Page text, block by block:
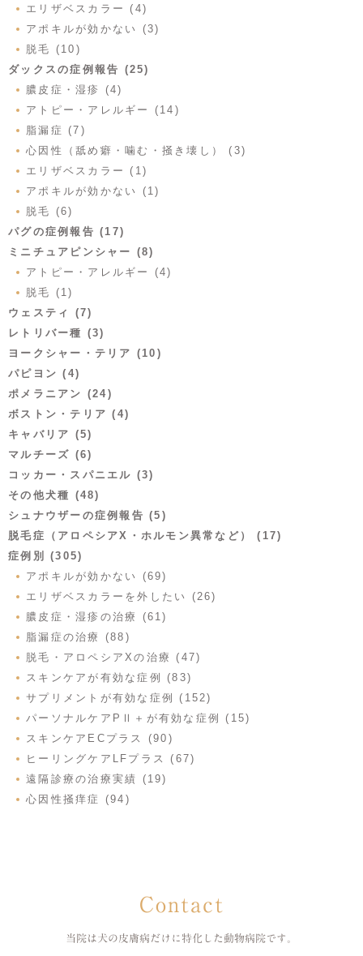
エリザベスカラー (4)
アポキルが効かない (3)
脱毛 (10)
ダックスの症例報告 (25)
膿皮症・湿疹 (4)
アトピー・アレルギー (14)
脂漏症 (7)
心因性（舐め癖・噛む・掻き壊し） (3)
エリザベスカラー (1)
アポキルが効かない (1)
脱毛 (6)
パグの症例報告 (17)
ミニチュアピンシャー (8)
アトピー・アレルギー (4)
脱毛 (1)
ウェスティ (7)
レトリバー種 (3)
ヨークシャー・テリア (10)
パピヨン (4)
ポメラニアン (24)
ボストン・テリア (4)
キャバリア (5)
マルチーズ (6)
コッカー・スパニエル (3)
その他犬種 (48)
シュナウザーの症例報告 (5)
脱毛症（アロペシアX・ホルモン異常など） (17)
症例別 (305)
アポキルが効かない (69)
エリザベスカラーを外したい (26)
膿皮症・湿疹の治療 (61)
脂漏症の治療 (88)
脱毛・アロペシアXの治療 (47)
スキンケアが有効な症例 (83)
サプリメントが有効な症例 (152)
パーソナルケアPⅡ＋が有効な症例 (15)
スキンケアECプラス (90)
ヒーリングケアLFプラス (67)
遠隔診療の治療実績 (19)
心因性掻痒症 (94)
Contact
当院は犬の皮膚病だけに特化した 動物病院です。